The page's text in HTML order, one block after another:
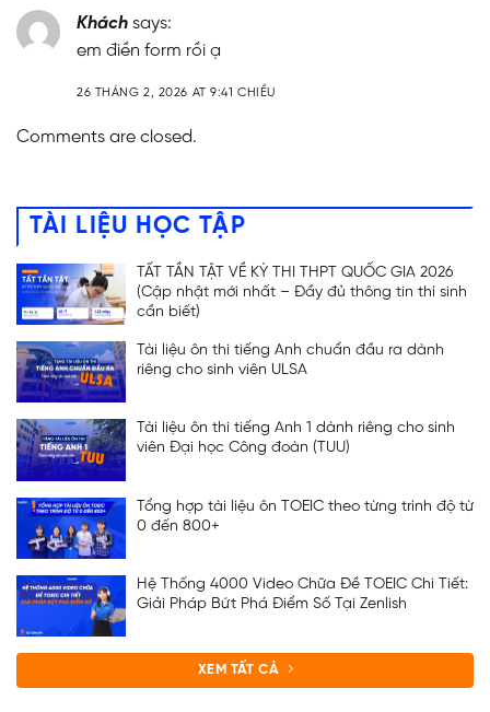
Khách says:
em điền form rồi ạ
26 THÁNG 2, 2026 AT 9:41 CHIỀU
Comments are closed.
TÀI LIỆU HỌC TẬP
TẤT TẦN TẬT VỀ KỲ THI THPT QUỐC GIA 2026
(Cập nhật mới nhất – Đầy đủ thông tin thí sinh
cần biết)
Tài liệu ôn thi tiếng Anh chuẩn đầu ra dành
riêng cho sinh viên ULSA
Tài liệu ôn thi tiếng Anh 1 dành riêng cho sinh
viên Đại học Công đoàn (TUU)
Tổng hợp tài liệu ôn TOEIC theo từng trình độ từ
0 đến 800+
Hệ Thống 4000 Video Chữa Đề TOEIC Chi Tiết:
Giải Pháp Bứt Phá Điểm Số Tại Zenlish
XEM TẤT CẢ